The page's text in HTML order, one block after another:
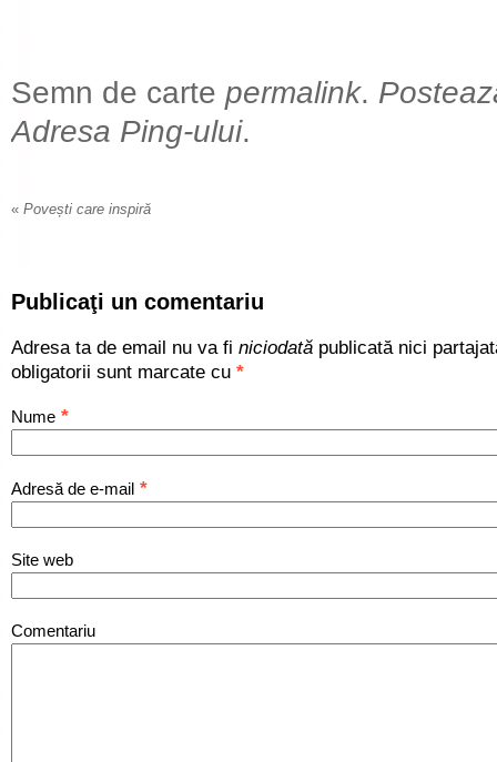
Semn de carte permalink.
Adresa Ping-ului.
« Povești care inspiră
Publicaţi un comentariu
Adresa ta de email nu va fi niciodată publicată nici
obligatorii sunt marcate cu *
Nume *
Adresă de e-mail *
Site web
Comentariu